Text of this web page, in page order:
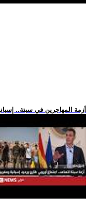
.. أزمة المهاجرين في سبتة..